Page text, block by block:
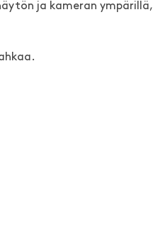
ja kameran ympärillä,